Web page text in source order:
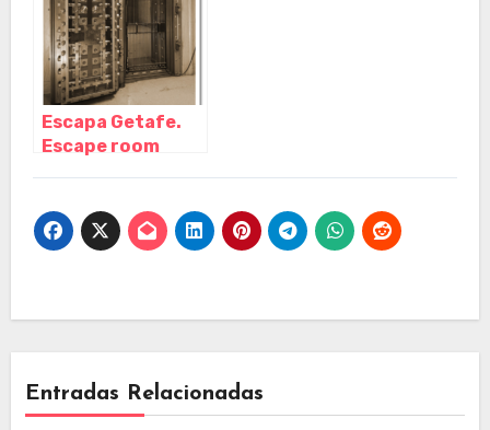
Mar – Girona
Escapa Getafe.
Escape room
Entradas Relacionadas